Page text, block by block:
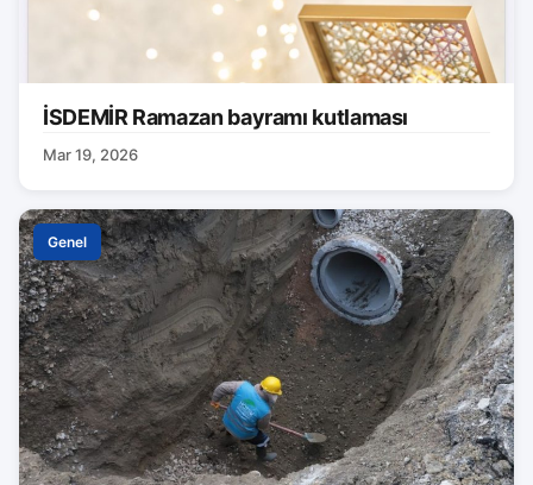
İSDEMİR Ramazan bayramı kutlaması
Mar 19, 2026
Genel